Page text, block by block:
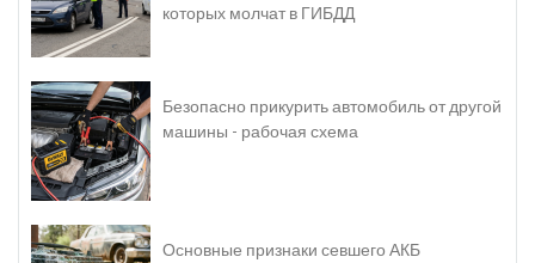
которых молчат в ГИБДД
Безопасно прикурить автомобиль от другой
машины - рабочая схема
Основные признаки севшего АКБ